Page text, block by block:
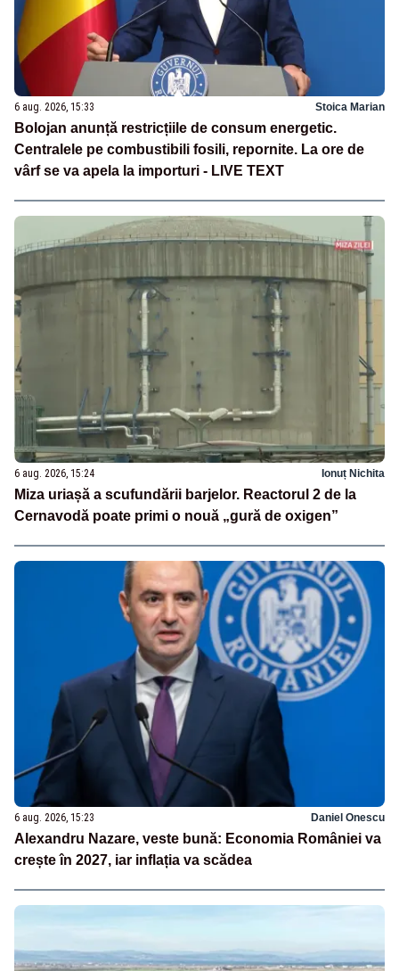
6 aug. 2026, 15:33 Stoica Marian
Bolojan anunță restricțiile de consum energetic.
Centralele pe combustibili fosili, repornite. La ore de
vârf se va apela la importuri - LIVE TEXT
6 aug. 2026, 15:24 Ionuț Nichita
Miza uriașă a scufundării barjelor. Reactorul 2 de la
Cernavodă poate primi o nouă „gură de oxigen”
6 aug. 2026, 15:23 Daniel Onescu
Alexandru Nazare, veste bună: Economia României va
crește în 2027, iar inflația va scădea